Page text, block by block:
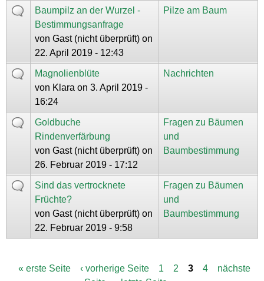
Baumpilz an der Wurzel -
Bestimmungsanfrage
von Gast (nicht überprüft) on
22. April 2019 - 12:43
Pilze am Baum
Magnolienblüte
von Klara on 3. April 2019 -
16:24
Nachrichten
Goldbuche
Rindenverfärbung
von Gast (nicht überprüft) on
26. Februar 2019 - 17:12
Fragen zu Bäumen
und
Baumbestimmung
Sind das vertrocknete
Früchte?
von Gast (nicht überprüft) on
22. Februar 2019 - 9:58
Fragen zu Bäumen
und
Baumbestimmung
« erste Seite ‹ vorherige Seite 1 2 3 4
nächste